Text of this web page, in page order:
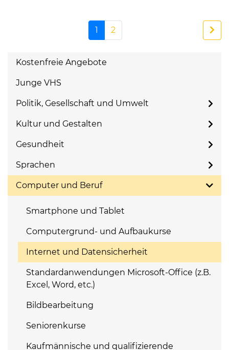
1 2
Kostenfreie Angebote
Junge VHS
Politik, Gesellschaft und Umwelt
Kultur und Gestalten
Gesundheit
Sprachen
Computer und Beruf
Smartphone und Tablet
Computergrund- und Aufbaukurse
Internet und Datensicherheit
Standardanwendungen Microsoft-Office (z.B.
Excel, Word, etc.)
Bildbearbeitung
Seniorenkurse
Kaufmännische und qualifizierende